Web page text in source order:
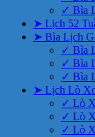
✓ Bìa
➤ Lịch 52
➤ Bìa Lịch
✓ Bìa
✓ Bìa
✓ Bìa
➤ Lịch Lò
✓ Lò
✓ Lò
✓ Lò